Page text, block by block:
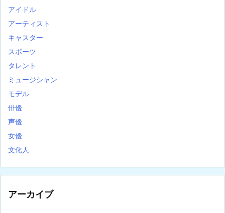
アイドル
アーティスト
キャスター
スポーツ
タレント
ミュージシャン
モデル
俳優
声優
女優
文化人
アーカイブ